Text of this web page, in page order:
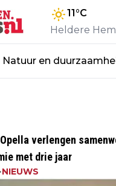
11°C
Heldere
Natuur en
verlengen
met drie jaar
•NIEUWS